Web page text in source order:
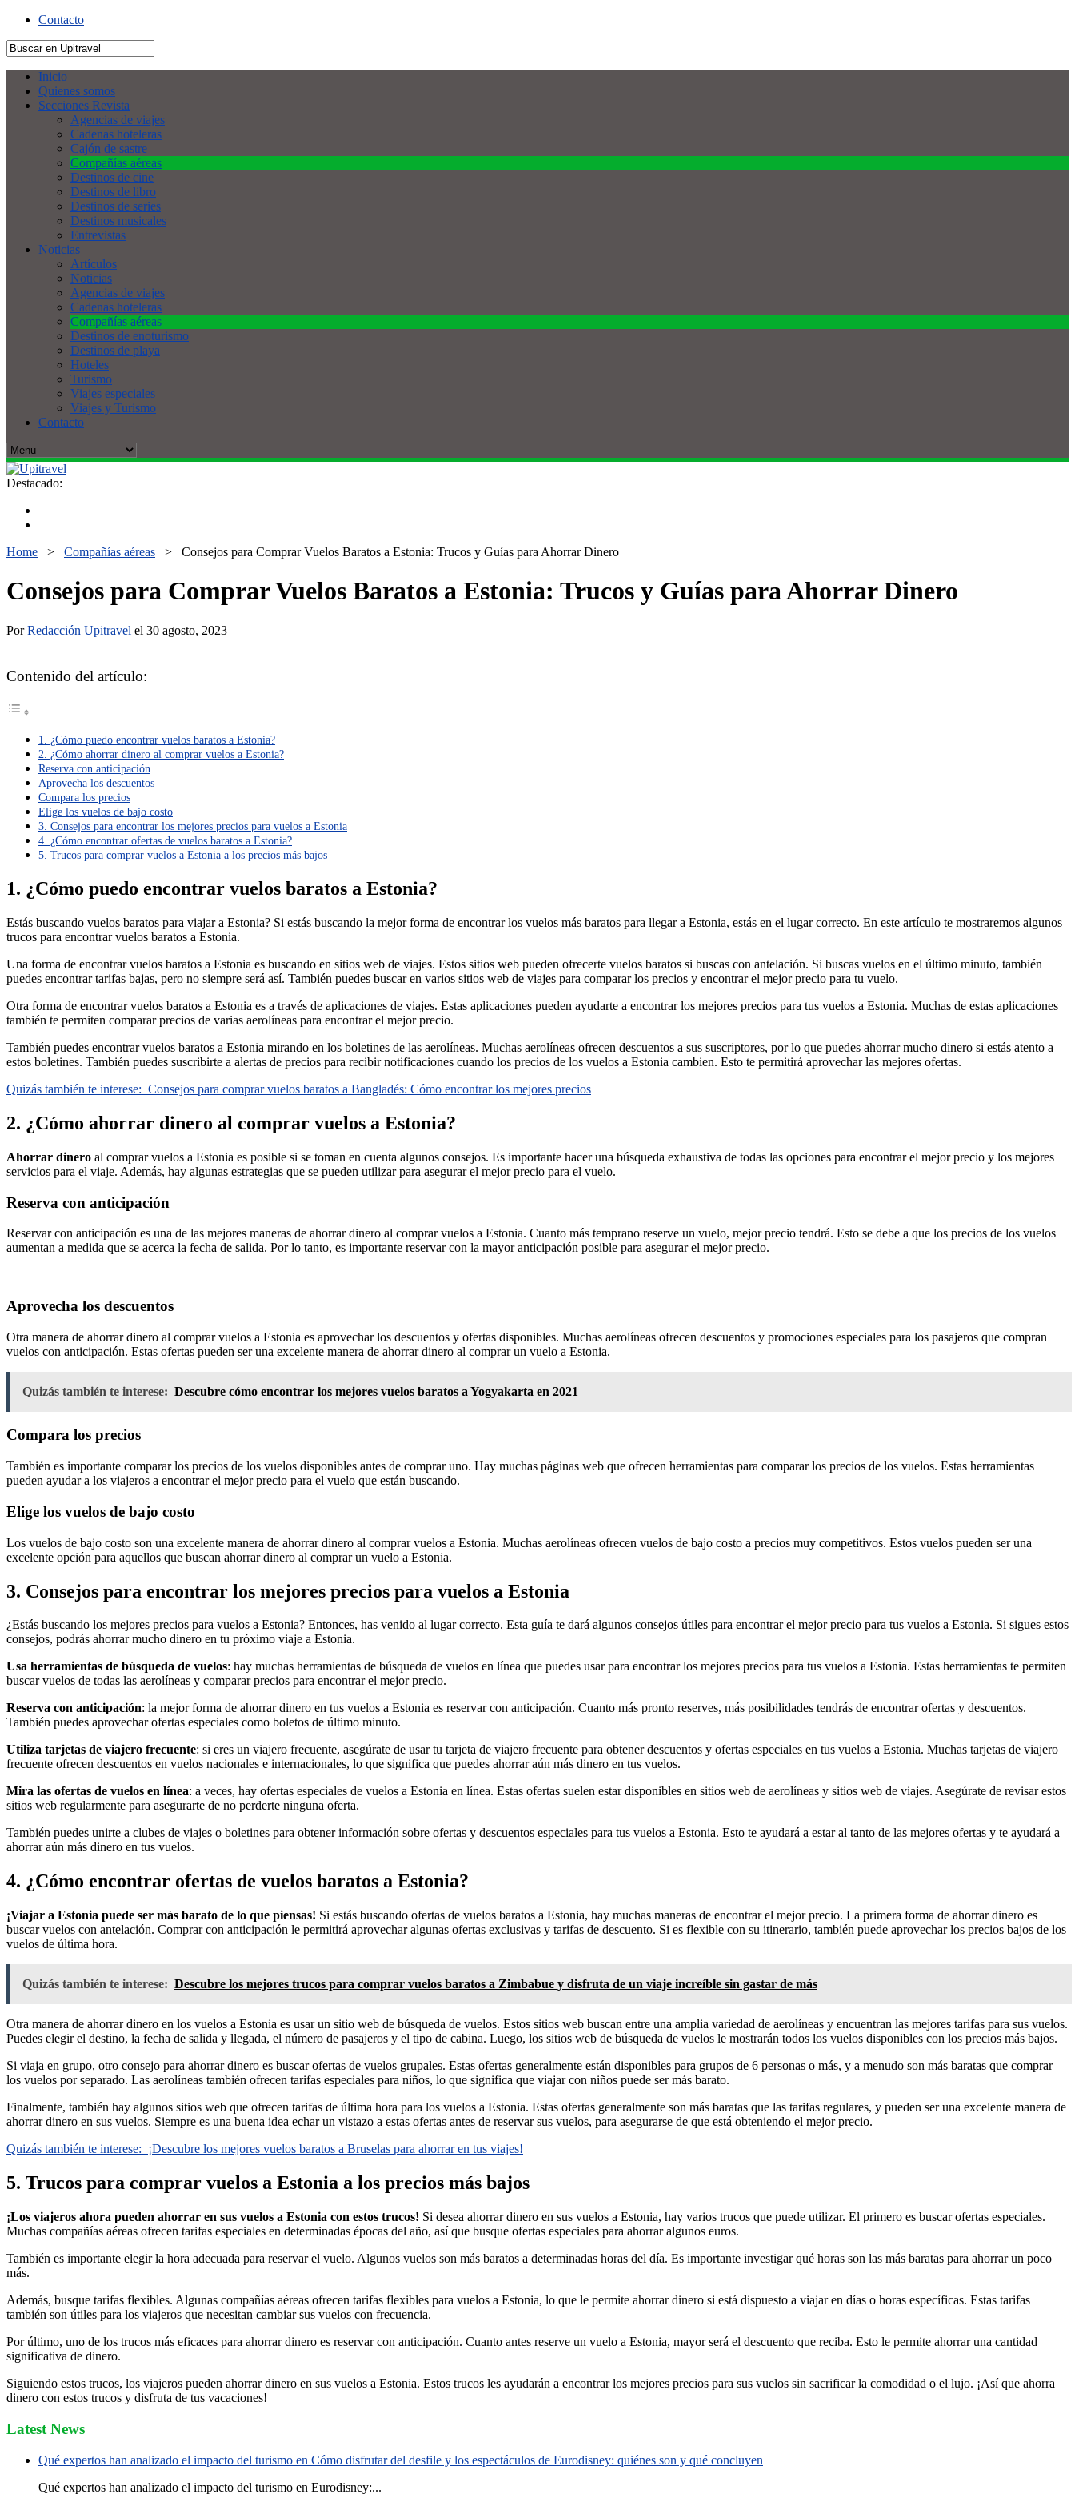
Contacto
Inicio
Quienes somos
Secciones Revista
Agencias de viajes
Cadenas hoteleras
Cajón de sastre
Compañías aéreas
Destinos de cine
Destinos de libro
Destinos de series
Destinos musicales
Entrevistas
Noticias
Artículos
Noticias
Agencias de viajes
Cadenas hoteleras
Compañías aéreas
Destinos de enoturismo
Destinos de playa
Hoteles
Turismo
Viajes especiales
Viajes y Turismo
Contacto
Destacado:
Home > Compañías aéreas > Consejos para Comprar Vuelos Baratos a Estonia: Trucos y Guías para Ahorrar Dinero
Consejos para Comprar Vuelos Baratos a Estonia: Trucos y Guías para Ahorrar Dinero
PorRedacción Upitravel el 30 agosto, 2023
Contenido del artículo:
1. ¿Cómo puedo encontrar vuelos baratos a Estonia?
2. ¿Cómo ahorrar dinero al comprar vuelos a Estonia?
Reserva con anticipación
Aprovecha los descuentos
Compara los precios
Elige los vuelos de bajo costo
3. Consejos para encontrar los mejores precios para vuelos a Estonia
4. ¿Cómo encontrar ofertas de vuelos baratos a Estonia?
5. Trucos para comprar vuelos a Estonia a los precios más bajos
1. ¿Cómo puedo encontrar vuelos baratos a Estonia?
Estás buscando vuelos baratos para viajar a Estonia? Si estás buscando la mejor forma de encontrar los vuelos más baratos para llegar a Estonia, estás en el lugar correcto. En este artículo te mostraremos algunos
trucos para encontrar vuelos baratos a Estonia.
Una forma de encontrar vuelos baratos a Estonia es buscando en sitios web de viajes. Estos sitios web pueden ofrecerte vuelos baratos si buscas con antelación. Si buscas vuelos en el último minuto, también
puedes encontrar tarifas bajas, pero no siempre será así. También puedes buscar en varios sitios web de viajes para comparar los precios y encontrar el mejor precio para tu vuelo.
Otra forma de encontrar vuelos baratos a Estonia es a través de aplicaciones de viajes. Estas aplicaciones pueden ayudarte a encontrar los mejores precios para tus vuelos a Estonia. Muchas de estas aplicaciones
también te permiten comparar precios de varias aerolíneas para encontrar el mejor precio.
También puedes encontrar vuelos baratos a Estonia mirando en los boletines de las aerolíneas. Muchas aerolíneas ofrecen descuentos a sus suscriptores, por lo que puedes ahorrar mucho dinero si estás atento a
estos boletines. También puedes suscribirte a alertas de precios para recibir notificaciones cuando los precios de los vuelos a Estonia cambien. Esto te permitirá aprovechar las mejores ofertas.
Quizás también te interese: Consejos para comprar vuelos baratos a Bangladés: Cómo encontrar los mejores precios
2. ¿Cómo ahorrar dinero al comprar vuelos a Estonia?
Ahorrar dinero al comprar vuelos a Estonia es posible si se toman en cuenta algunos consejos. Es importante hacer una búsqueda exhaustiva de todas las opciones para encontrar el mejor precio y los mejores
servicios para el viaje. Además, hay algunas estrategias que se pueden utilizar para asegurar el mejor precio para el vuelo.
Reserva con anticipación
Reservar con anticipación es una de las mejores maneras de ahorrar dinero al comprar vuelos a Estonia. Cuanto más temprano reserve un vuelo, mejor precio tendrá. Esto se debe a que los precios de los vuelos
aumentan a medida que se acerca la fecha de salida. Por lo tanto, es importante reservar con la mayor anticipación posible para asegurar el mejor precio.
Aprovecha los descuentos
Otra manera de ahorrar dinero al comprar vuelos a Estonia es aprovechar los descuentos y ofertas disponibles. Muchas aerolíneas ofrecen descuentos y promociones especiales para los pasajeros que compran
vuelos con anticipación. Estas ofertas pueden ser una excelente manera de ahorrar dinero al comprar un vuelo a Estonia.
Quizás también te interese: Descubre cómo encontrar los mejores vuelos baratos a Yogyakarta en 2021
Compara los precios
También es importante comparar los precios de los vuelos disponibles antes de comprar uno. Hay muchas páginas web que ofrecen herramientas para comparar los precios de los vuelos. Estas herramientas
pueden ayudar a los viajeros a encontrar el mejor precio para el vuelo que están buscando.
Elige los vuelos de bajo costo
Los vuelos de bajo costo son una excelente manera de ahorrar dinero al comprar vuelos a Estonia. Muchas aerolíneas ofrecen vuelos de bajo costo a precios muy competitivos. Estos vuelos pueden ser una
excelente opción para aquellos que buscan ahorrar dinero al comprar un vuelo a Estonia.
3. Consejos para encontrar los mejores precios para vuelos a Estonia
¿Estás buscando los mejores precios para vuelos a Estonia? Entonces, has venido al lugar correcto. Esta guía te dará algunos consejos útiles para encontrar el mejor precio para tus vuelos a Estonia. Si sigues estos
consejos, podrás ahorrar mucho dinero en tu próximo viaje a Estonia.
Usa herramientas de búsqueda de vuelos: hay muchas herramientas de búsqueda de vuelos en línea que puedes usar para encontrar los mejores precios para tus vuelos a Estonia. Estas herramientas te permiten
buscar vuelos de todas las aerolíneas y comparar precios para encontrar el mejor precio.
Reserva con anticipación: la mejor forma de ahorrar dinero en tus vuelos a Estonia es reservar con anticipación. Cuanto más pronto reserves, más posibilidades tendrás de encontrar ofertas y descuentos.
También puedes aprovechar ofertas especiales como boletos de último minuto.
Utiliza tarjetas de viajero frecuente: si eres un viajero frecuente, asegúrate de usar tu tarjeta de viajero frecuente para obtener descuentos y ofertas especiales en tus vuelos a Estonia. Muchas tarjetas de viajero
frecuente ofrecen descuentos en vuelos nacionales e internacionales, lo que significa que puedes ahorrar aún más dinero en tus vuelos.
Mira las ofertas de vuelos en línea: a veces, hay ofertas especiales de vuelos a Estonia en línea. Estas ofertas suelen estar disponibles en sitios web de aerolíneas y sitios web de viajes. Asegúrate de revisar estos
sitios web regularmente para asegurarte de no perderte ninguna oferta.
También puedes unirte a clubes de viajes o boletines para obtener información sobre ofertas y descuentos especiales para tus vuelos a Estonia. Esto te ayudará a estar al tanto de las mejores ofertas y te ayudará a
ahorrar aún más dinero en tus vuelos.
4. ¿Cómo encontrar ofertas de vuelos baratos a Estonia?
¡Viajar a Estonia puede ser más barato de lo que piensas! Si estás buscando ofertas de vuelos baratos a Estonia, hay muchas maneras de encontrar el mejor precio. La primera forma de ahorrar dinero es
buscar vuelos con antelación. Comprar con anticipación le permitirá aprovechar algunas ofertas exclusivas y tarifas de descuento. Si es flexible con su itinerario, también puede aprovechar los precios bajos de los
vuelos de última hora.
Quizás también te interese: Descubre los mejores trucos para comprar vuelos baratos a Zimbabue y disfruta de un viaje increíble sin gastar de más
Otra manera de ahorrar dinero en los vuelos a Estonia es usar un sitio web de búsqueda de vuelos. Estos sitios web buscan entre una amplia variedad de aerolíneas y encuentran las mejores tarifas para sus vuelos.
Puedes elegir el destino, la fecha de salida y llegada, el número de pasajeros y el tipo de cabina. Luego, los sitios web de búsqueda de vuelos le mostrarán todos los vuelos disponibles con los precios más bajos.
Si viaja en grupo, otro consejo para ahorrar dinero es buscar ofertas de vuelos grupales. Estas ofertas generalmente están disponibles para grupos de 6 personas o más, y a menudo son más baratas que comprar
los vuelos por separado. Las aerolíneas también ofrecen tarifas especiales para niños, lo que significa que viajar con niños puede ser más barato.
Finalmente, también hay algunos sitios web que ofrecen tarifas de última hora para los vuelos a Estonia. Estas ofertas generalmente son más baratas que las tarifas regulares, y pueden ser una excelente manera de
ahorrar dinero en sus vuelos. Siempre es una buena idea echar un vistazo a estas ofertas antes de reservar sus vuelos, para asegurarse de que está obteniendo el mejor precio.
Quizás también te interese: ¡Descubre los mejores vuelos baratos a Bruselas para ahorrar en tus viajes!
5. Trucos para comprar vuelos a Estonia a los precios más bajos
¡Los viajeros ahora pueden ahorrar en sus vuelos a Estonia con estos trucos! Si desea ahorrar dinero en sus vuelos a Estonia, hay varios trucos que puede utilizar. El primero es buscar ofertas especiales.
Muchas compañías aéreas ofrecen tarifas especiales en determinadas épocas del año, así que busque ofertas especiales para ahorrar algunos euros.
También es importante elegir la hora adecuada para reservar el vuelo. Algunos vuelos son más baratos a determinadas horas del día. Es importante investigar qué horas son las más baratas para ahorrar un poco
más.
Además, busque tarifas flexibles. Algunas compañías aéreas ofrecen tarifas flexibles para vuelos a Estonia, lo que le permite ahorrar dinero si está dispuesto a viajar en días o horas específicas. Estas tarifas
también son útiles para los viajeros que necesitan cambiar sus vuelos con frecuencia.
Por último, uno de los trucos más eficaces para ahorrar dinero es reservar con anticipación. Cuanto antes reserve un vuelo a Estonia, mayor será el descuento que reciba. Esto le permite ahorrar una cantidad
significativa de dinero.
Siguiendo estos trucos, los viajeros pueden ahorrar dinero en sus vuelos a Estonia. Estos trucos les ayudarán a encontrar los mejores precios para sus vuelos sin sacrificar la comodidad o el lujo. ¡Así que ahorra
dinero con estos trucos y disfruta de tus vacaciones!
Latest News
Qué expertos han analizado el impacto del turismo en Cómo disfrutar del desfile y los espectáculos de Eurodisney: quiénes son y qué concluyen
Qué expertos han analizado el impacto del turismo en Eurodisney:...